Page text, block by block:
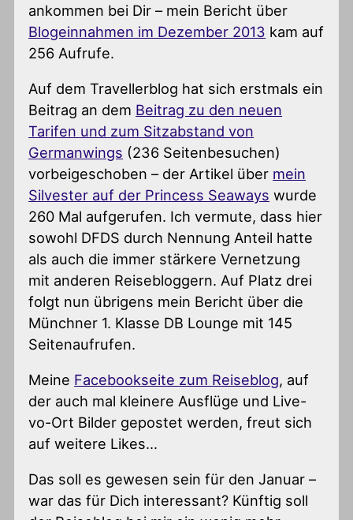
ankommen bei Dir – mein Bericht über
Blogeinnahmen im Dezember 2013 kam auf
256 Aufrufe.
Auf dem Travellerblog hat sich erstmals ein
Beitrag an dem Beitrag zu den neuen
Tarifen und zum Sitzabstand von
Germanwings (236 Seitenbesuchen)
vorbeigeschoben – der Artikel über mein
Silvester auf der Princess Seaways wurde
260 Mal aufgerufen. Ich vermute, dass hier
sowohl DFDS durch Nennung Anteil hatte
als auch die immer stärkere Vernetzung
mit anderen Reisebloggern. Auf Platz drei
folgt nun übrigens mein Bericht über die
Münchner 1. Klasse DB Lounge mit 145
Seitenaufrufen.
Meine Facebookseite zum Reiseblog, auf
der auch mal kleinere Ausflüge und Live-
vo-Ort Bilder gepostet werden, freut sich
auf weitere Likes…
Das soll es gewesen sein für den Januar –
war das für Dich interessant? Künftig soll